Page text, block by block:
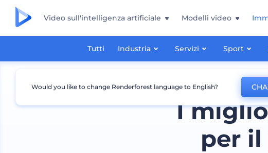
Video sull'intelligenza artificiale Modelli video
Tutti Industria Servizi Sport
I
per
Would you like to change Renderforest language to English?